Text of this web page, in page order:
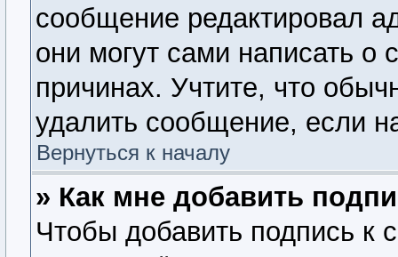
сообщение редактировал
они могут сами написать о
причинах. Учтите, что
удалить сообщение, если
Вернуться к началу
» Как мне добавить
Чтобы добавить подпись